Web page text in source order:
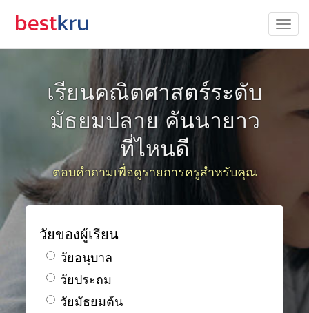
เรียนคณิตศาสตร์ระดับ
มัธยมปลาย คันนายาว
ที่ไหนดี
ตอบคำถามเพื่อดูรายการครูสำหรับคุณ
วัยของผู้เรียน
วัยอนุบาล
วัยประถม
วัยมัธยมต้น